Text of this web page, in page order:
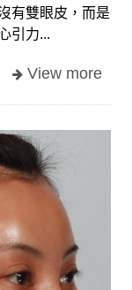
有雙眼皮，而是
引力...